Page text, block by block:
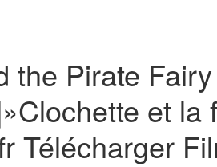
the Pirate Fairy
et la
Télécharger